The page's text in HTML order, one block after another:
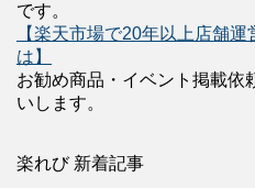
です。
【楽天市場で20年以上店舗
は】
お勧め商品・イベント掲載依
いします。
楽れび 新着記事